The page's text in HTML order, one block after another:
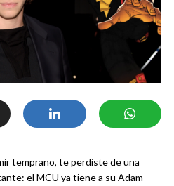
temprano, te perdiste de una
el MCU ya tiene a su Adam